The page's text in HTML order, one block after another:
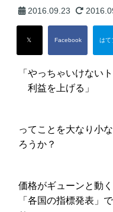
2016.09.23
「やっちゃいけない
利益を上げる」
ってことを大なり小
ろうか？
価格がギューンと動
「各国の指標発表」